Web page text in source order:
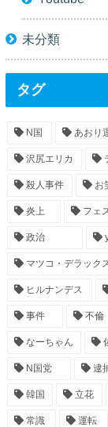
未分類
タグ
N国 あおり
沢尻エリカ
殺人事件 お
炎上 フェ
政治
マツコ・デラック
ヒルナンデス
事件 不倫
なーちゃん
N国党 逮
韓国 立花
常識 運転